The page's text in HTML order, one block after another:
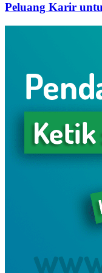
Peluang Karir